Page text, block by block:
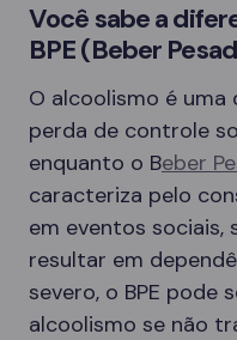
Você sabe a
BPE (Beber
O alcoolismo é uma
perda de controle
enquanto o Beber
caracteriza pelo
em eventos sociais,
resultar em
severo, o BPE pode
alcoolismo se não